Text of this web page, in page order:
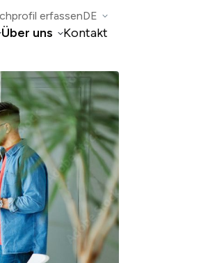
erfassenDE
EN
FR
IT
Über uns Kontakt